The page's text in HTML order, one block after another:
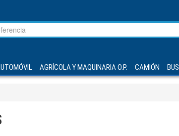
AGRÍCOLA Y MAQUINARIA O.P. CAMIÓN BUS